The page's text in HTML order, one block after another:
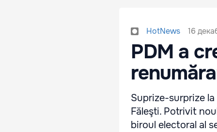
HotNews 16
PDM a
Suprize-surprize
Făleşti. Potrivit
biroul electoral al